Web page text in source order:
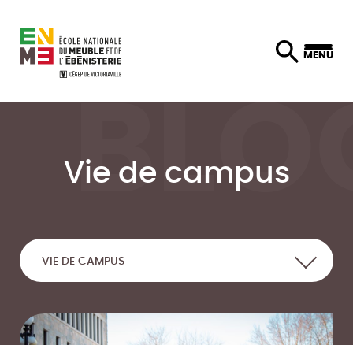
Skip
MENU
Vie de campus
VIE DE CAMPUS